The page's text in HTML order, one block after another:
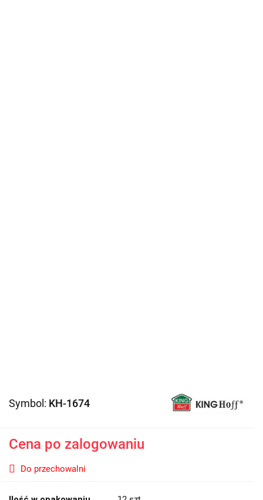
Symbol: KH-1674
Cena po zalogowaniu
Do przechowalni